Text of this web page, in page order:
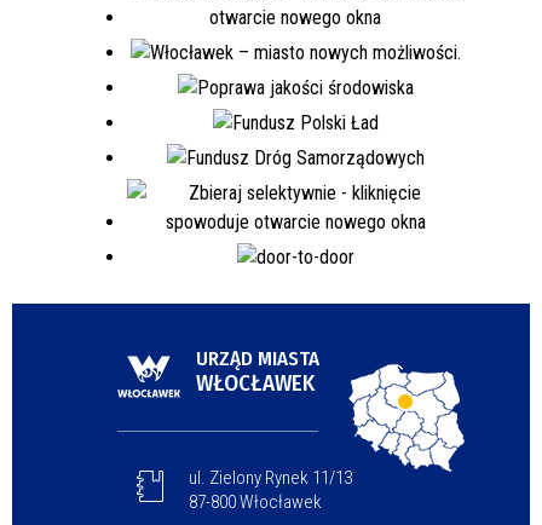
URZĄD MIASTA
WŁOCŁAWEK
ul. Zielony Rynek 11/13
87-800 Włocławek